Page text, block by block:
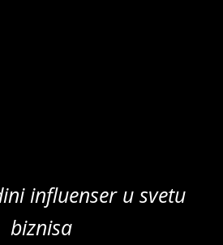
influenser u svetu
biznisa